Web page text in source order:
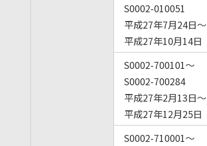
S0002-010051
平成27年7月24日～
平成27年10月14日
S0002-700101～
S0002-700284
平成27年2月13日～
平成27年12月25日
S0002-710001～